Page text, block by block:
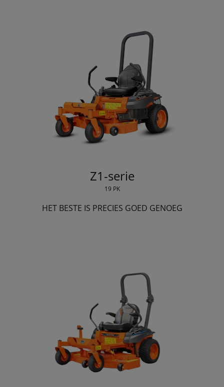
Z1-serie
19 PK
HET BESTE IS PRECIES GOED GENOEG